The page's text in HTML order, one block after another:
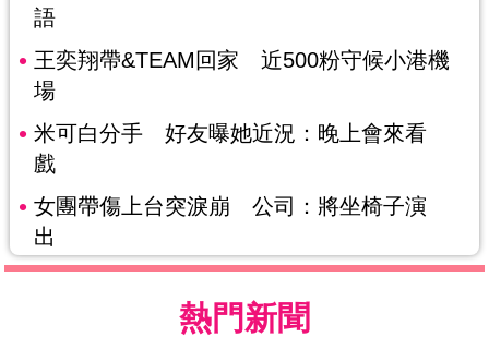
語
王奕翔帶&TEAM回家 近500粉守候小港機
場
米可白分手 好友曝她近況：晚上會來看
戲
女團帶傷上台突淚崩 公司：將坐椅子演
出
熱門新聞